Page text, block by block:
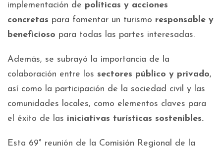
implementación de políticas y acciones
concretas para fomentar un turismo responsable y
beneficioso para todas las partes interesadas.
Además, se subrayó la importancia de la
colaboración entre los sectores público y privado,
así como la participación de la sociedad civil y las
comunidades locales, como elementos claves para
el éxito de las iniciativas turísticas sostenibles.
Esta 69° reunión de la Comisión Regional de la